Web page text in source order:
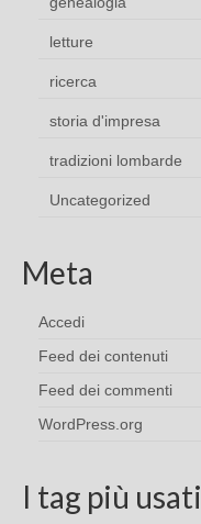
letture
ricerca
storia d'impresa
tradizioni lombarde
Uncategorized
Meta
Accedi
Feed dei contenuti
Feed dei commenti
WordPress.org
I tag più usati